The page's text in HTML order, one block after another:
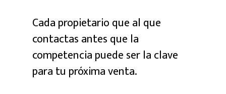
Cada propietario que al que
contactas antes que la
competencia puede ser la clave
para tu próxima venta.